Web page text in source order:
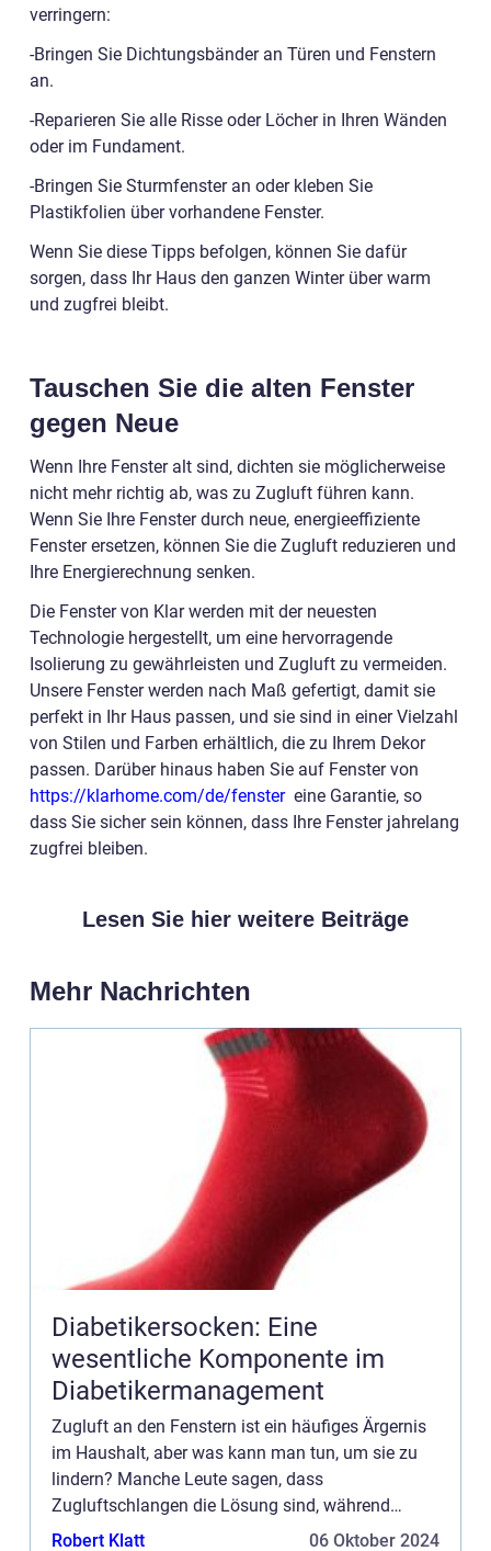
verringern:
-Bringen Sie Dichtungsbänder an Türen und Fenstern
an.
-Reparieren Sie alle Risse oder Löcher in Ihren Wänden
oder im Fundament.
-Bringen Sie Sturmfenster an oder kleben Sie
Plastikfolien über vorhandene Fenster.
Wenn Sie diese Tipps befolgen, können Sie dafür
sorgen, dass Ihr Haus den ganzen Winter über warm
und zugfrei bleibt.
Tauschen Sie die alten Fenster
gegen Neue
Wenn Ihre Fenster alt sind, dichten sie möglicherweise
nicht mehr richtig ab, was zu Zugluft führen kann.
Wenn Sie Ihre Fenster durch neue, energieeffiziente
Fenster ersetzen, können Sie die Zugluft reduzieren und
Ihre Energierechnung senken.
Die Fenster von Klar werden mit der neuesten
Technologie hergestellt, um eine hervorragende
Isolierung zu gewährleisten und Zugluft zu vermeiden.
Unsere Fenster werden nach Maß gefertigt, damit sie
perfekt in Ihr Haus passen, und sie sind in einer Vielzahl
von Stilen und Farben erhältlich, die zu Ihrem Dekor
passen. Darüber hinaus haben Sie auf Fenster von
https://klarhome.com/de/fenstereine Garantie, so
dass Sie sicher sein können, dass Ihre Fenster jahrelang
zugfrei bleiben.
Lesen Sie hier weitere Beiträge
Mehr Nachrichten
Diabetikersocken: Eine
wesentliche Komponente im
Diabetikermanagement
Zugluft an den Fenstern ist ein häufiges Ärgernis
im Haushalt, aber was kann man tun, um sie zu
lindern? Manche Leute sagen, dass
Zugluftschlangen die Lösung sind, während
andere auf Fensterlüfter setzen. Was ist für Sie
Robert Klatt 06 Oktober 2024